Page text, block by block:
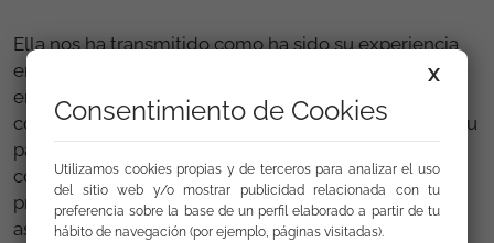
Ella nos ha transmitido como ha sido su experiencia
en dicho encuentro. Nos cuenta que ha sido muy
enriquecedora ya que pudo compartir con otros
compañeros/as voluntarios/as del resto de España su
papel dentro del mundo del voluntariado. Una de las
cosas que más le entusiasmo fue le papel
protagonista que le dieron a todos y a todas los
asistentes en el Encuentro, donde los técnicos de la
X
Consentimiento de Cookies
Utilizamos cookies propias y de terceros para analizar el uso
del sitio web y/o mostrar publicidad relacionada con tu
preferencia sobre la base de un perfil elaborado a partir de tu
hábito de navegación (por ejemplo, páginas visitadas).